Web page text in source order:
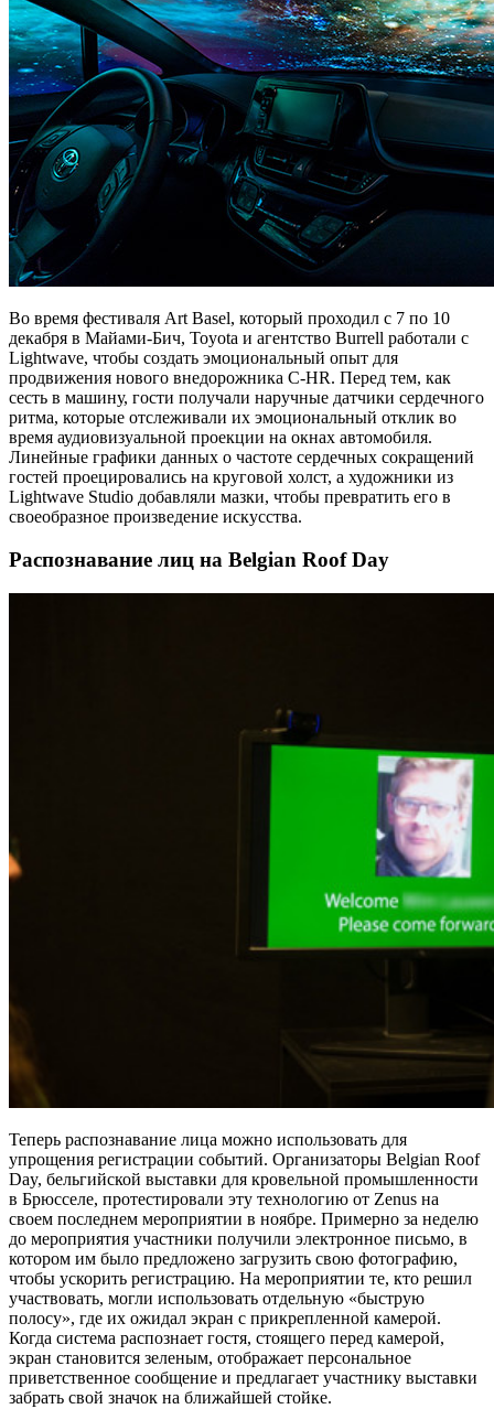
Во время фестиваля Art Basel, который проходил с 7 по 10
декабря в Майами-Бич, Toyota и агентство Burrell работали с
Lightwave, чтобы создать эмоциональный опыт для
продвижения нового внедорожника C-HR. Перед тем, как
сесть в машину, гости получали наручные датчики сердечного
ритма, которые отслеживали их эмоциональный отклик во
время аудиовизуальной проекции на окнах автомобиля.
Линейные графики данных о частоте сердечных сокращений
гостей проецировались на круговой холст, а художники из
Lightwave Studio добавляли мазки, чтобы превратить его в
своеобразное произведение искусства.
Распознавание лиц на Belgian Roof Day
Теперь распознавание лица можно использовать для
упрощения регистрации событий. Организаторы Belgian Roof
Day, бельгийской выставки для кровельной промышленности
в Брюсселе, протестировали эту технологию от Zenus на
своем последнем мероприятии в ноябре. Примерно за неделю
до мероприятия участники получили электронное письмо, в
котором им было предложено загрузить свою фотографию,
чтобы ускорить регистрацию. На мероприятии те, кто решил
участвовать, могли использовать отдельную «быструю
полосу», где их ожидал экран с прикрепленной камерой.
Когда система распознает гостя, стоящего перед камерой,
экран становится зеленым, отображает персональное
приветственное сообщение и предлагает участнику выставки
забрать свой значок на ближайшей стойке.